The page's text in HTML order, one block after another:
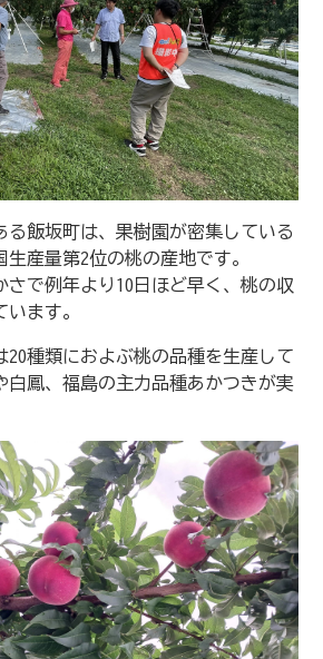
る飯坂町は、果樹園が密集している
産量第2位の桃の産地です。
さで例年より10日ほど早く、桃の収
ます。
20種類におよぶ桃の品種を生産して
白鳳、福島の主力品種あかつきが実